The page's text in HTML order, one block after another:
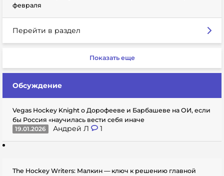
февраля
Перейти в раздел
Показать еще
Обсуждение
Vegas Hockey Knight о Дорофееве и Барбашеве на ОИ, если
бы Россия «научилась вести себя иначе
19.01.2026
Андрей Л 1
The Hockey Writers: Малкин — ключ к решению главной